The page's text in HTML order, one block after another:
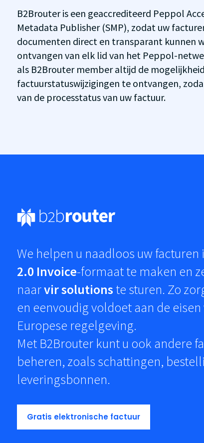
B2Brouter is een geaccrediteerd Peppol
Metadata Publisher (SMP), zodat uw
documenten direct en transparant kunnen
ontvangen van elk lid van het Peppol-
als B2Brouter member altijd de
factuurstatuswijzigingen te ontvangen,
van de processtatus van uw factuur.
We helpen u naadloos uw facturen
2.0 Invoice-formaat te maken en
naarvir solutionste sturen. Zo
en eenvoudig voldoet aan de
Europese regelgeving.
Met B2Brouter kunt u ook andere
beheren, zoals schattingen,
leveringsbonnen.
Gratis elektronische factuur